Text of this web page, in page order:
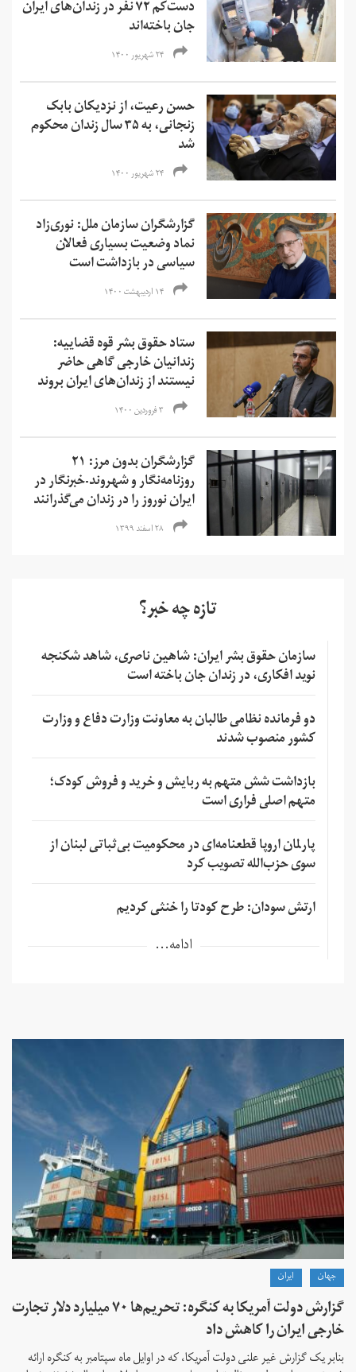
دست‌کم ۷۲ نفر در زندان‌های ایران
جان باخته‌اند
۲۴ شهریور ۱۴۰۰
حسن رعیت، از نزدیکان بابک
زنجانی، به ۳۵ سال زندان محکوم
شد
۲۴ شهریور ۱۴۰۰
گزارشگران سازمان ملل: نوری‌زاد
نماد وضعیت بسیاری فعالان
سیاسی در بازداشت است
۱۴ اردیبهشت ۱۴۰۰
ستاد حقوق بشر قوه قضاییه:
زندانیان خارجی گاهی حاضر
نیستند از زندان‌های ایران بروند
۳ فروردین ۱۴۰۰
گزارشگران بدون مرز: ۲۱
روزنامه‌نگار و شهروند-خبرنگار در
ایران نوروز را در زندان می‌گذرانند
۲۸ اسفند ۱۳۹۹
تازه چه خبر؟
سازمان حقوق بشر ایران: شاهین ناصری، شاهد شکنجه
نوید افکاری، در زندان جان باخته است
دو فرمانده نظامی طالبان به معاونت وزارت دفاع و وزارت
کشور منصوب شدند
بازداشت شش متهم به ربایش و خرید و فروش کودک؛
متهم اصلی فراری است
پارلمان اروپا قطعنامه‌ای در محکومیت بی‌ثباتی لبنان از
سوی حزب‌الله تصویب کرد
ارتش سودان: طرح کودتا را خنثی کردیم
ادامه...
جهان ايران
گزارش دولت آمریکا به کنگره: تحریم‌ها ۷۰ میلیارد دلار تجارت
خارجی ایران را کاهش داد
بنابر یک گزارش غیر علنی دولت آمریکا، که در اوایل ماه سپتامبر به کنگره ارائه